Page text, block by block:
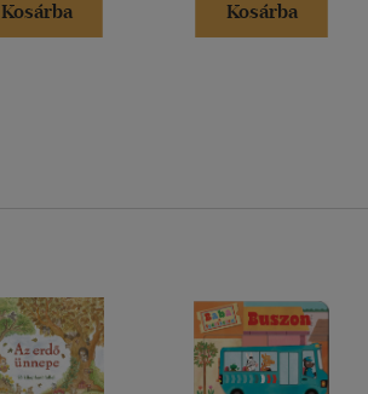
Kosárba Kosárba